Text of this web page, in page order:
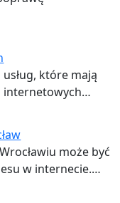
które mają
internetowych…
może być
w internecie.…